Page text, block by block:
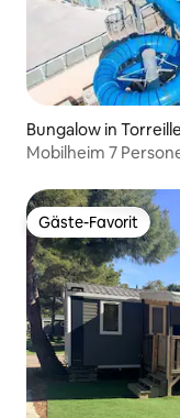
Bungalow in
Mobilheim 7
Gäste-Favorit
Gäste-Favorit